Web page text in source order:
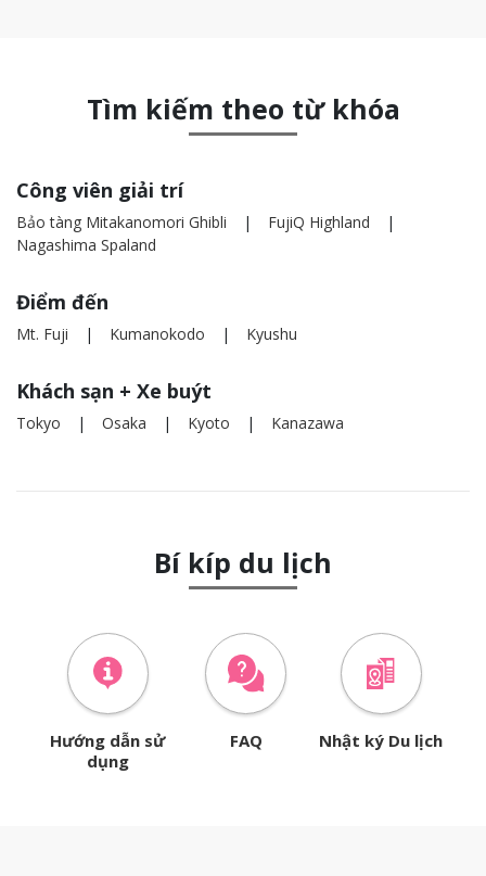
Tìm kiếm theo từ khóa
Công viên giải trí
Bảo tàng Mitakanomori Ghibli
FujiQ Highland
Nagashima Spaland
Điểm đến
Mt. Fuji Kumanokodo Kyushu
Khách sạn + Xe buýt
Tokyo Osaka Kyoto Kanazawa
Bí kíp du lịch
Hướng dẫn sử
dụng
FAQ Nhật ký Du lịch